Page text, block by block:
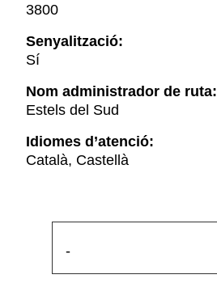
3800
Senyalització:
Sí
Nom administrador de ruta:
Estels del Sud
Idiomes d’atenció:
Català, Castellà
-